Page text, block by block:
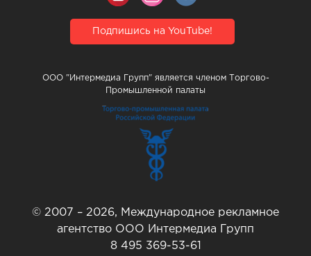
Подпишись на YouTube!
ООО "Интермедиа Групп" является членом Торгово-
Промышленной палаты
© 2007 – 2026, Международное рекламное
агентство ООО Интермедиа Групп
8 495 369-53-61